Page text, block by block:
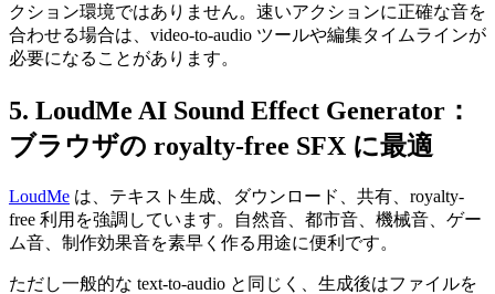
クション環境ではありません。速いアクションに正確な音を
合わせる場合は、video-to-audio ツールや編集タイムラインが
必要になることがあります。
5. LoudMe AI Sound Effect Generator：
ブラウザの royalty-free SFX に最適
LoudMe は、テキスト生成、ダウンロード、共有、royalty-
free 利用を強調しています。自然音、都市音、機械音、ゲー
ム音、制作効果音を素早く作る用途に便利です。
ただし一般的な text-to-audio と同じく、生成後はファイルを